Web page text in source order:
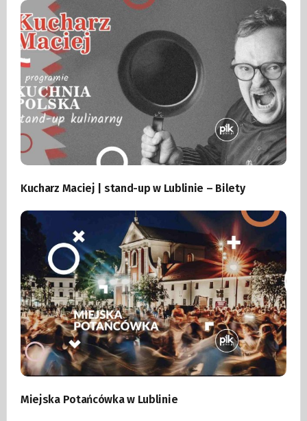
Kucharz Maciej | stand-up w Lublinie – Bilety
Miejska Potańcówka w Lublinie